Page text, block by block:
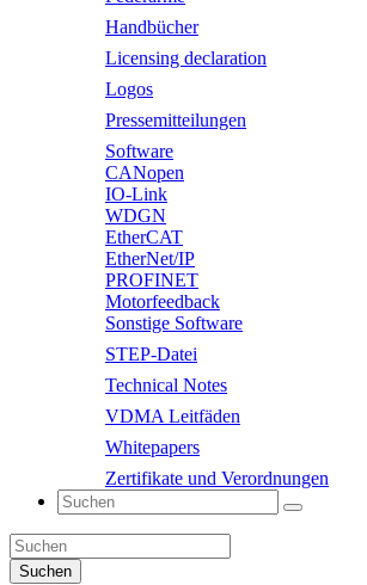
Handbücher
Licensing declaration
Logos
Pressemitteilungen
Software
CANopen
IO-Link
WDGN
EtherCAT
EtherNet/IP
PROFINET
Motorfeedback
Sonstige Software
STEP-Datei
Technical Notes
VDMA Leitfäden
Whitepapers
Zertifikate und Verordnungen
Suchen